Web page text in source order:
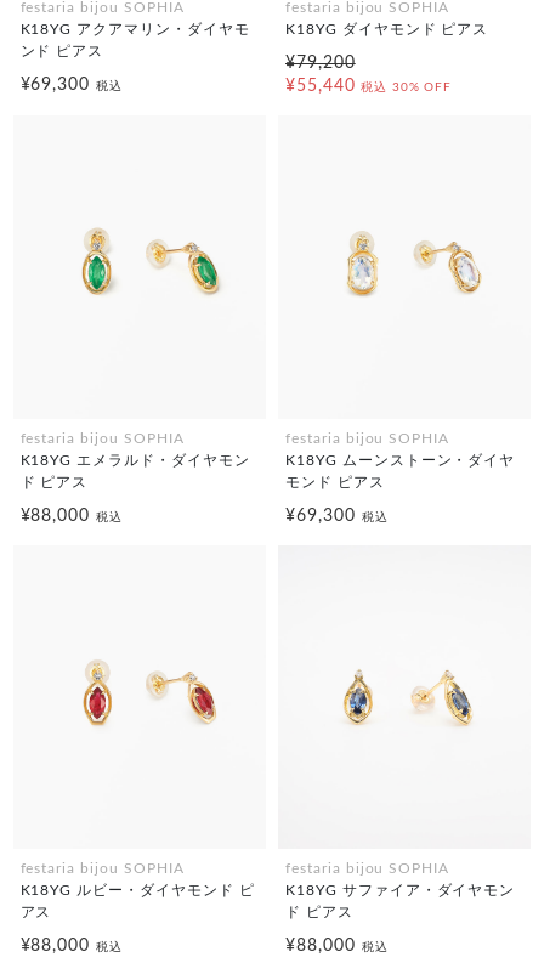
festaria bijou SOPHIA
K18YG アクアマリン・ダイヤモ
ンド ピアス
¥69,300税込
festaria bijou SOPHIA
K18YG ダイヤモンド ピアス
¥79,200
¥55,440 税込 30% OFF
festaria bijou SOPHIA
K18YG エメラルド・ダイヤモン
ド ピアス
¥88,000税込
festaria bijou SOPHIA
K18YG ムーンストーン・ダイヤ
モンド ピアス
¥69,300 税込
festaria bijou SOPHIA
K18YG ルビー・ダイヤモンド ピ
アス
¥88,000税込
festaria bijou SOPHIA
K18YG サファイア・ダイヤモン
ド ピアス
¥88,000 税込